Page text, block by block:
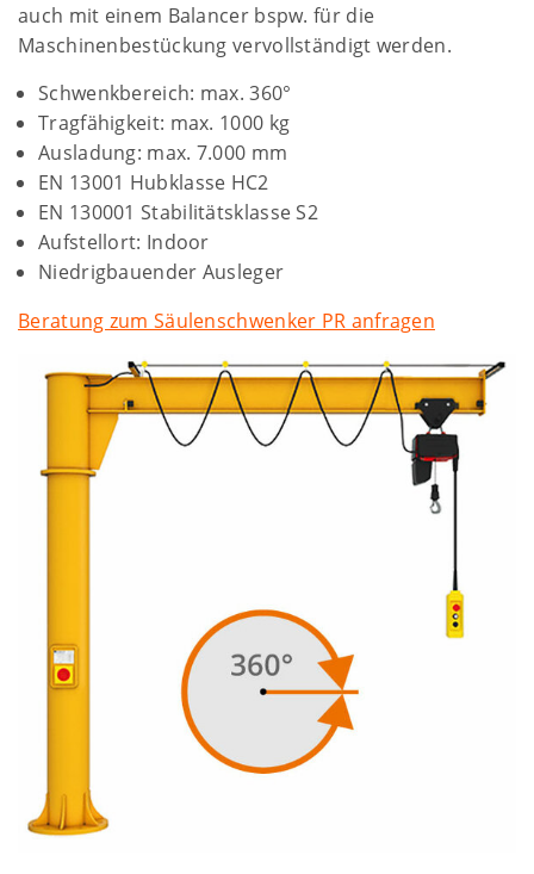
auch mit einem Balancer bspw. für die
Maschinenbestückung vervollständigt werden.
Schwenkbereich: max. 360°
Tragfähigkeit: max. 1000 kg
Ausladung: max. 7.000 mm
EN 13001 Hubklasse HC2
EN 130001 Stabilitätsklasse S2
Aufstellort: Indoor
Niedrigbauender Ausleger
Beratung zum Säulenschwenker PR anfragen